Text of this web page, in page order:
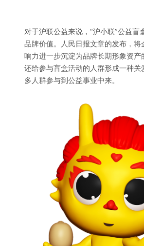
对于沪联公益来说，“沪小联”公益盲
品牌价值。人民日报文章的发布，将
响力进一步沉淀为品牌长期形象资产
还给参与盲盒活动的人群形成一种关
多人群参与到公益事业中来。